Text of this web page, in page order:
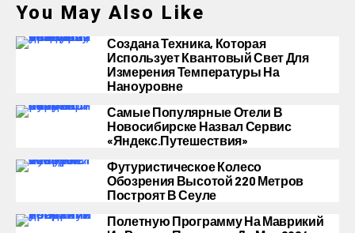
You May Also Like
Создана Техника, Которая
Использует Квантовый Свет Для
Измерения Температуры На
Наноуровне
Самые Популярные Отели В
Новосибирске Назвал Сервис
«Яндекс.Путешествия»
Футуристическое Колесо
Обозрения Высотой 220 Метров
Построят В Сеуле
Полетную Программу На Маврикий